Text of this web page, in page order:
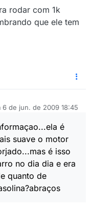
rodar com 1k
que ele tem
6 de jun. de 2009 18:45
por
é
suave o motor
é isso
no dia dia e era
quanto de